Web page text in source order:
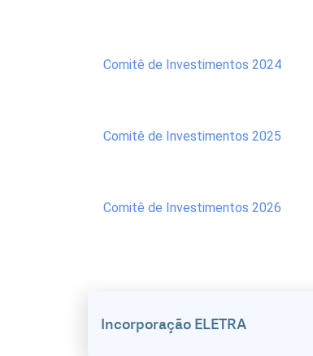
Comitê de Investimentos 2024
Comitê de Investimentos 2025
Comitê de Investimentos 2026
Incorporação ELETRA